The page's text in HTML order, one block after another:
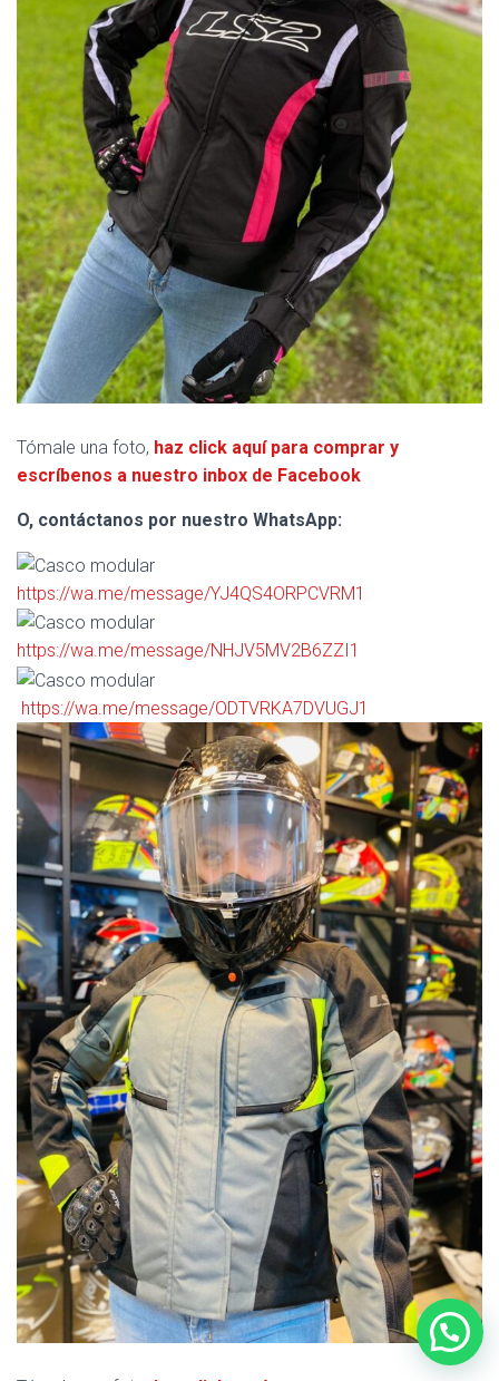
Tómale una foto, haz click aquí para comprar y
escríbenos a nuestro inbox de Facebook
O, contáctanos por nuestro WhatsApp:
https://wa.me/message/YJ4QS4ORPCVRM1
https://wa.me/message/NHJV5MV2B6ZZI1
https://wa.me/message/ODTVRKA7DVUGJ1